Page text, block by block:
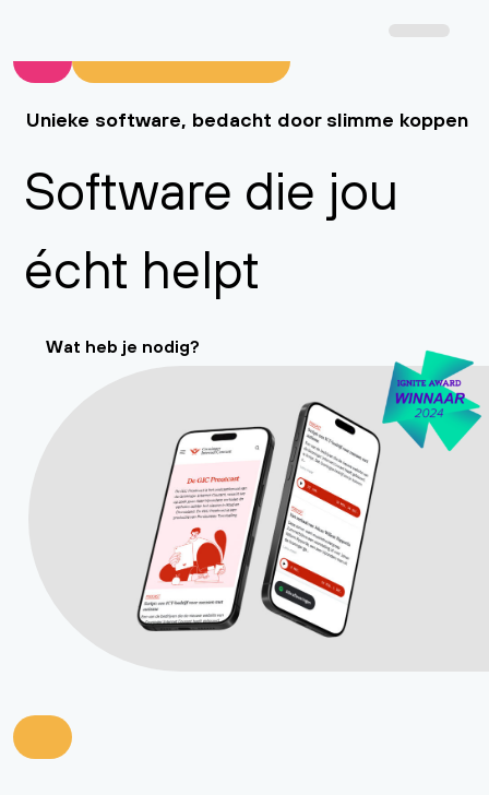
Unieke software, bedacht door slimme koppen
Software die jou
écht helpt
Wat heb je nodig?